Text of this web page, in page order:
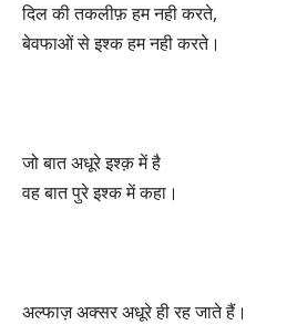
दिल की तकलीफ़ हम नही करते,
बेवफाओं से इश्क हम नही करते।
जो बात अधूरे इश्क़ में है
वह बात पुरे इश्क में कहा।
अल्फाज़ अक्सर अधूरे ही रह जाते हैं।